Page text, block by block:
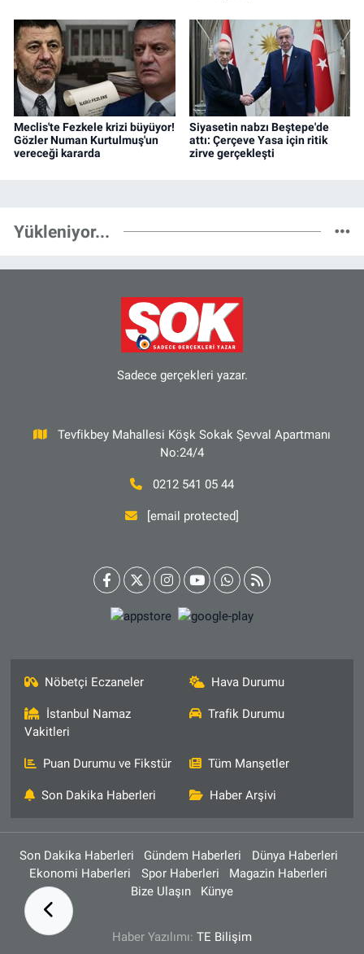
Meclis'te Fezkele krizi büyüyor!
Gözler Numan Kurtulmuş'un
vereceği kararda
Siyasetin nabzı Beştepe'de
attı: Çerçeve Yasa için ritik
zirve gerçekleşti
Yükleniyor...
Sadece gerçekleri yazar.
Tevfikbey Mahallesi Köşk Sokak Şevval Apartmanı
No:24/4
0212 541 05 44
[email protected]
Nöbetçi Eczaneler Hava Durumu
İstanbul Namaz
Vakitleri
Trafik Durumu
Puan Durumu ve Fikstür Tüm Manşetler
Son Dakika Haberleri Haber Arşivi
Son Dakika Haberleri Gündem Haberleri
Dünya Haberleri
Ekonomi Haberleri
Spor Haberleri
Magazin Haberleri
Bize Ulaşın
Künye
Haber Yazılımı: TE Bilişim